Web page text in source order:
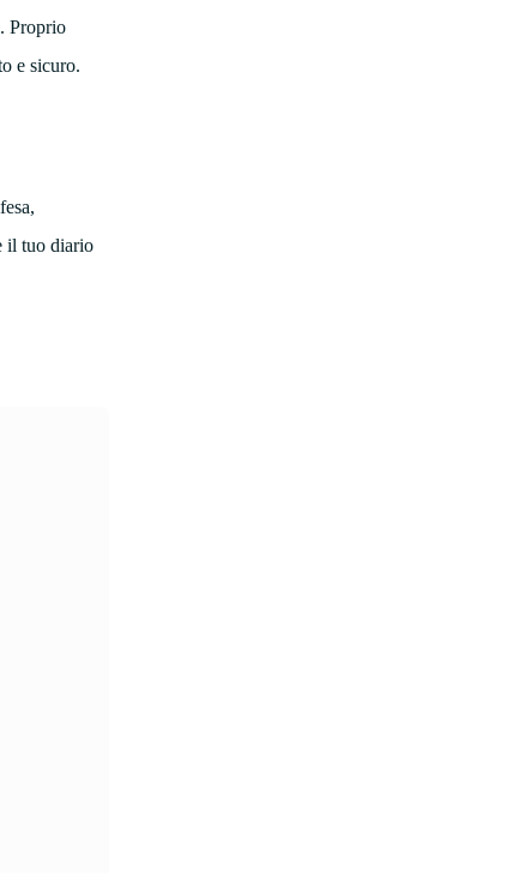
Proprio
e sicuro.
il tuo diario